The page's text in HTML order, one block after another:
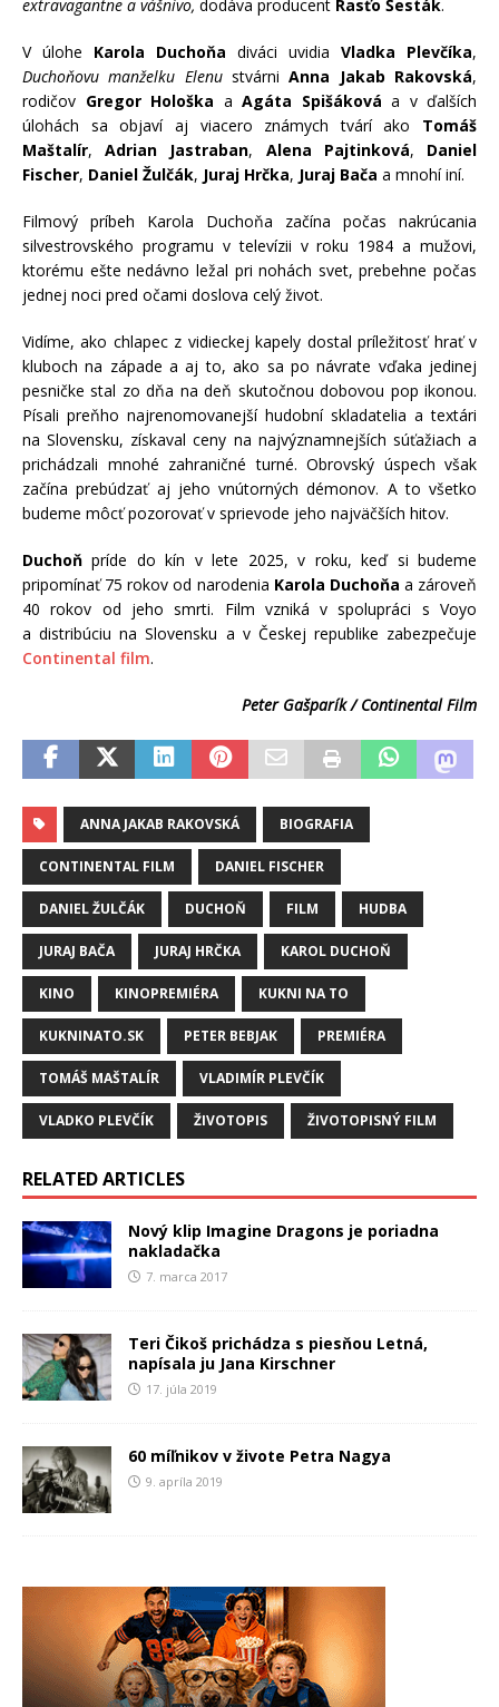
extravagantne a vášnivo, dodáva producent Rasťo Šesták.
V úlohe Karola Duchoňa diváci uvidia Vladka Plevčíka,
Duchoňovu manželku ElenustvárniAnna Jakab Rakovská,
rodičov Gregor Hološka a Agáta Spišáková a v ďalších
úlohách sa objaví aj viacero známych tvárí ako Tomáš
Maštalír,Adrian Jastraban, Alena Pajtinková, Daniel
Fischer, Daniel Žulčák, Juraj Hrčka, Juraj Bača a mnohí iní.
Filmový príbeh Karola Duchoňa začína počas nakrúcania
silvestrovského programu v televízii v roku 1984 a mužovi,
ktorému ešte nedávno ležal pri nohách svet, prebehne počas
jednej noci pred očami doslova celý život.
Vidíme, ako chlapec z vidieckej kapely dostal príležitosť hrať v
kluboch na západe a aj to, ako sa po návrate vďaka jedinej
pesničke stal zo dňa na deň skutočnou dobovou pop ikonou.
Písali preňho najrenomovanejší hudobní skladatelia a textári
na Slovensku, získaval ceny na najvýznamnejších súťažiach a
prichádzali mnohé zahraničné turné. Obrovský úspech však
začína prebúdzať aj jeho vnútorných démonov. A to všetko
budeme môcť pozorovať v sprievode jeho najväčších hitov.
Duchoň príde do kín v lete 2025, v roku, keď si budeme
pripomínať 75 rokov od narodenia Karola Duchoňa a zároveň
40 rokov od jeho smrti. Film vzniká v spolupráci s Voyo
a distribúciu na Slovensku a v Českej republike zabezpečuje
Continental film.
Peter Gašparík / Continental Film
ANNA JAKAB RAKOVSKÁ BIOGRAFIA
CONTINENTAL FILM DANIEL FISCHER
DANIEL ŽULČÁK DUCHOŇ FILM HUDBA
JURAJ BAČA JURAJ HRČKA KAROL DUCHOŇ
KINO KINOPREMIÉRA KUKNI NA TO
KUKNINATO.SK PETER BEBJAK PREMIÉRA
TOMÁŠ MAŠTALÍR VLADIMÍR PLEVČÍK
VLADKO PLEVČÍK ŽIVOTOPIS ŽIVOTOPISNÝ FILM
RELATED ARTICLES
Nový klip Imagine Dragons je poriadna
nakladačka
7. marca 2017
Teri Čikoš prichádza s piesňou Letná,
napísala ju Jana Kirschner
17. júla 2019
60 míľnikov v živote Petra Nagya
9. apríla 2019